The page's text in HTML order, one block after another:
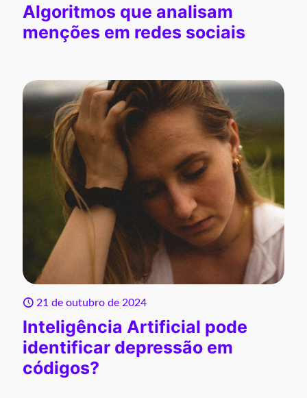
Algoritmos que analisam
menções em redes sociais
21 de outubro de 2024
Inteligência Artificial pode
identificar depressão em
códigos?